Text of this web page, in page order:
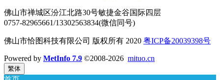
佛山市禅城区汾江北路30号敏捷金谷国际四层
0757-82965661/13302563834(微信同号)
佛山市恰图科技有限公司 版权所有 2020 粤ICP备20039398号
Powered by MetInfo 7.9 ©2008-2026 mituo.cn
繁体